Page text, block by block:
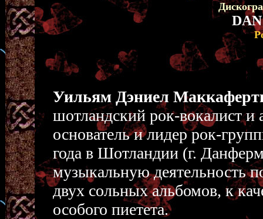
Уильям Дэниел
шотландский рок-вокалист и
основатель и лидер рок-
года в Шотландии (г.
музыкальную деятельность
двух сольных альбомов, к
особого пиетета.